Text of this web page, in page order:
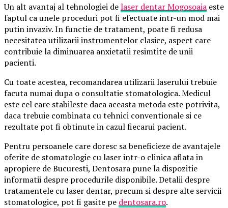
Un alt avantaj al tehnologiei delaser dentar Mogosoaia este
faptul ca unele proceduri pot fi efectuate intr-un mod mai
putin invaziv. In functie de tratament, poate fi redusa
necesitatea utilizarii instrumentelor clasice, aspect care
contribuie la diminuarea anxietatii resimtite de unii
pacienti.
Cu toate acestea, recomandarea utilizarii laserului trebuie
facuta numai dupa o consultatie stomatologica. Medicul
este cel care stabileste daca aceasta metoda este potrivita,
daca trebuie combinata cu tehnici conventionale si ce
rezultate pot fi obtinute in cazul fiecarui pacient.
Pentru persoanele care doresc sa beneficieze de avantajele
oferite de stomatologie cu laser intr-o clinica aflata in
apropiere de Bucuresti, Dentosara pune la dispozitie
informatii despre procedurile disponibile. Detalii despre
tratamentele cu laser dentar, precum si despre alte servicii
stomatologice, pot fi gasite pe dentosara.ro.